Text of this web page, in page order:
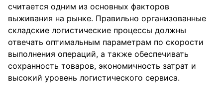
считается одним из основных факторов
выживания на рынке. Правильно организованные
складские логистические процессы должны
отвечать оптимальным параметрам по скорости
выполнения операций, а также обеспечивать
сохранность товаров, экономичность затрат и
высокий уровень логистического сервиса.